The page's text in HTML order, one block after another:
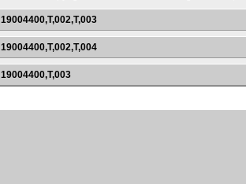
19004400,T,002,T,003
19004400,T,002,T,004
19004400,T,003